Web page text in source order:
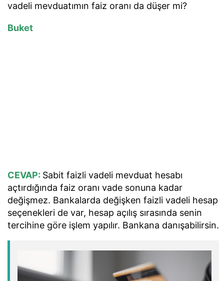
vadeli mevduatımın faiz oranı da düşer mi?
Buket
CEVAP: Sabit faizli vadeli mevduat hesabı
açtırdığında faiz oranı vade sonuna kadar
değişmez. Bankalarda değişken faizli vadeli hesap
seçenekleri de var, hesap açılış sırasında senin
tercihine göre işlem yapılır. Bankana danışabilirsin.